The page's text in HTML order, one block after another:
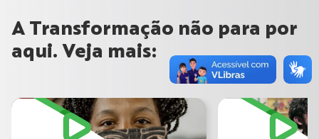
A Transformação não para por
aqui. Veja mais: